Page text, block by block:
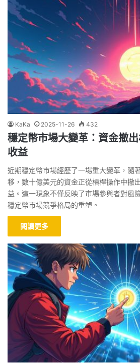
KaKa 2025-11-26 432
穩定幣市場大變革：資金撤
收益
近期穩定幣市場經歷了一場重大變革，隨
移，數十億美元的資金正從槓桿操作中撤
益。這一現象不僅反映了市場參與者對風
穩定幣市場競爭格局的重塑。
閱讀更多